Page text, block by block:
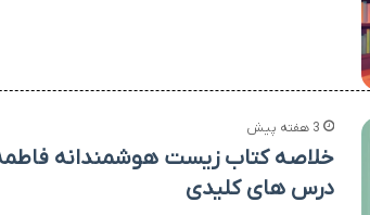
3 هفته پیش
خلاصه کتاب زیست هوشمندانه
درس های کلیدی